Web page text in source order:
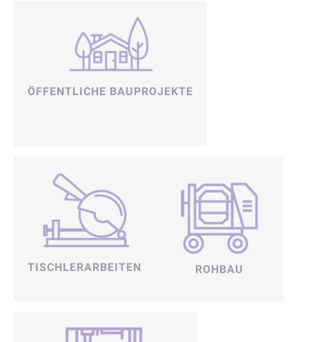
ÖFFENTLICHE BAUPROJEKTE
TISCHLERARBEITEN ROHBAU